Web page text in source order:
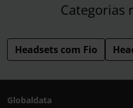
Categorias
Headsets com Fio
Globaldata